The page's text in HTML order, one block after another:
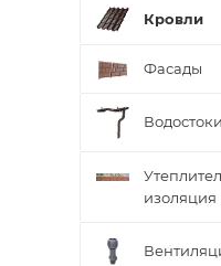
Кровли
Фасады
Водостоки
изоляция